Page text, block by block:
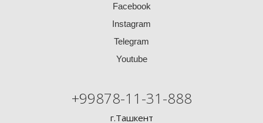
Facebook
Instagram
Telegram
Youtube
+99878-11-31-888
г.Ташкент